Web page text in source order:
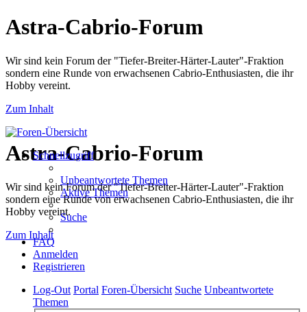
Astra-Cabrio-Forum
Wir sind kein Forum der "Tiefer-Breiter-Härter-Lauter"-Fraktion
sondern eine Runde von erwachsenen Cabrio-Enthusiasten, die ihr
Hobby vereint.
Zum Inhalt
Astra-Cabrio-Forum
Wir sind kein Forum der "Tiefer-Breiter-Härter-Lauter"-Fraktion
sondern eine Runde von erwachsenen Cabrio-Enthusiasten, die ihr
Hobby vereint.
Zum Inhalt
Schnellzugriff
Unbeantwortete Themen
Aktive Themen
Suche
FAQ
Anmelden
Registrieren
Log-Out Portal Foren-Übersicht Suche Unbeantwortete
Themen